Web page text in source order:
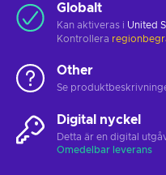
Globalt
Kan aktiveras i United
Kontrollera
Other
Se
Digital nyckel
Detta är en digital
Omedelbar leverans